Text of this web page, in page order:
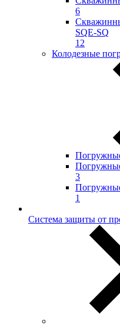
6
SQE-SQ
12
Колодезные
3
1
Система защиты от